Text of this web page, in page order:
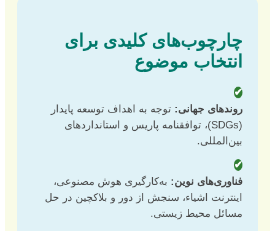
چارچوب‌های کلیدی برای
انتخاب موضوع
✔
روندهای جهانی: توجه به اهداف توسعه پایدار
(SDGs)، توافقنامه پاریس و استانداردهای
بین‌المللی.
✔
فناوری‌های نوین: به‌کارگیری هوش مصنوعی،
اینترنت اشیاء، سنجش از دور و بلاکچین در حل
مسائل محیط زیستی.